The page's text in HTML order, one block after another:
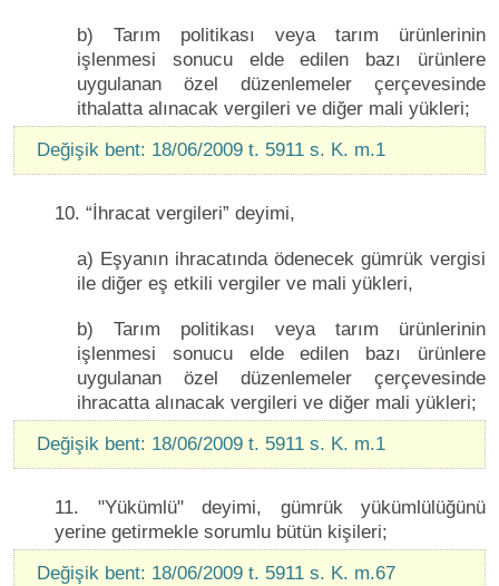
b) Tarım politikası veya tarım ürünlerinin
işlenmesi sonucu elde edilen bazı ürünlere
uygulanan özel düzenlemeler çerçevesinde
ithalatta alınacak vergileri ve diğer mali yükleri;
Değişik bent: 18/06/2009 t. 5911 s. K. m.1
10. “İhracat vergileri” deyimi,
a) Eşyanın ihracatında ödenecek gümrük vergisi
ile diğer eş etkili vergiler ve mali yükleri,
b) Tarım politikası veya tarım ürünlerinin
işlenmesi sonucu elde edilen bazı ürünlere
uygulanan özel düzenlemeler çerçevesinde
ihracatta alınacak vergileri ve diğer mali yükleri;
Değişik bent: 18/06/2009 t. 5911 s. K. m.1
11. "Yükümlü" deyimi, gümrük yükümlülüğünü
yerine getirmekle sorumlu bütün kişileri;
Değişik bent: 18/06/2009 t. 5911 s. K. m.67